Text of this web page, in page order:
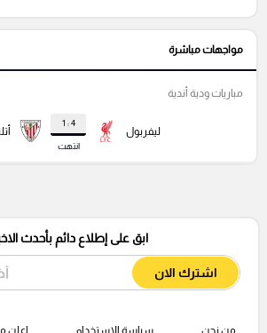
مواجهات مباشرة
ليفربول
4 : 1
انتهت
مباريات ودية أندية
ابق على إطلاع دائم بأحدث
اشترك الان
من نحن سياسة الإستخدام اعلن